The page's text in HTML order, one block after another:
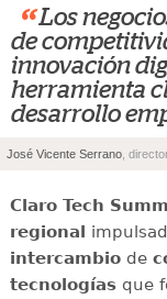
“ Los
de
innovación
herramienta
desarrollo
José Vicente Serrano ,
Claro Tech
regional
intercambiode
tecnologíasque